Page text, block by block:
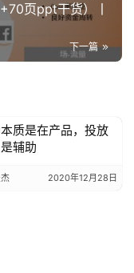
页ppt干货）丨
下一篇
质是在产品，投放
辅助
2020年12月28日